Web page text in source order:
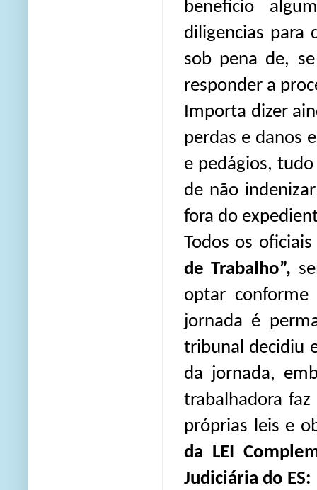
benefício
diligencias para
sob pena de,
responder a
Importa dizer
perdas e danos
e pedágios,
de não
fora do
Todos os
de Trabalho”,
optar
jornada é
tribunal decidiu
da jornada,
trabalhadora
próprias leis e
da LEI
Judiciária do ES: